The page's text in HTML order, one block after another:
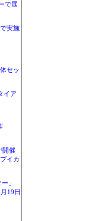
で展
実施
セッ
イア
開催
イカ
」
19日